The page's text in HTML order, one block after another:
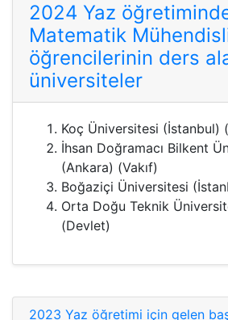
2024 Yaz
Matematik
öğrencilerinin ders
üniversiteler
Koç Üniversitesi (İstanbul)
İhsan Doğramacı Bilkent
(Ankara) (Vakıf)
Boğaziçi Üniversitesi
Orta Doğu Teknik
(Devlet)
2023 Yaz öğretimi için gelen